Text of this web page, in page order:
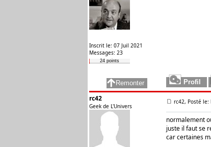
Inscrit le: 07 Juil 2021
Messages: 23
24 points
rc42
Geek de L'Univers
rc42, Posté le:
normalement
juste il faut se
car certaines